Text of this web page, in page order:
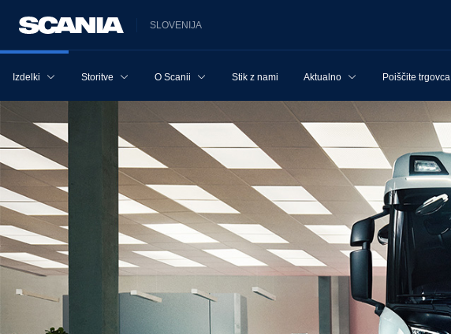
SLOVENIJA
Izdelki Storitve O Scanii Stik z nami Aktualno Poiščite trgovca